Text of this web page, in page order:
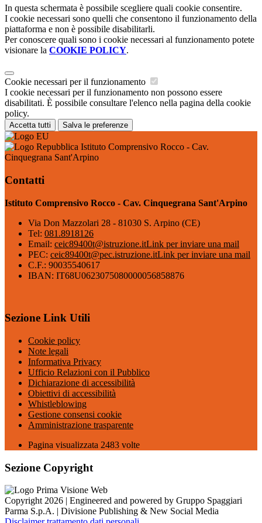
In questa schermata è possibile scegliere quali cookie consentire.
I cookie necessari sono quelli che consentono il funzionamento della
piattaforma e non è possibile disabilitarli.
Per conoscere quali sono i cookie necessari al funzionamento potete
visionare la COOKIE POLICY.
Cookie necessari per il funzionamento
I cookie necessari per il funzionamento non possono essere
disabilitati. È possibile consultare l'elenco nella pagina della cookie
policy.
Accetta tutti Salva le preferenze
Istituto Comprensivo Rocco - Cav.
Cinquegrana Sant'Arpino
Contatti
Istituto Comprensivo Rocco - Cav. Cinquegrana Sant'Arpino
Via Don Mazzolari 28 - 81030 S. Arpino (CE)
Tel: 081.8918126
Email: ceic89400t@istruzione.itLink per inviare una mail
PEC: ceic89400t@pec.istruzione.itLink per inviare una mail
C.F.: 90035540617
IBAN: IT68U0623075080000056858876
Sezione Link Utili
Cookie policy
Note legali
Informativa Privacy
Ufficio Relazioni con il Pubblico
Dichiarazione di accessibilità
Obiettivi di accessibilità
Whistleblowing
Gestione consensi cookie
Amministrazione trasparente
Pagina visualizzata 2483 volte
Sezione Copyright
Copyright 2026 | Engineered and powered by Gruppo Spaggiari
Parma S.p.A. | Divisione Publishing & New Social Media